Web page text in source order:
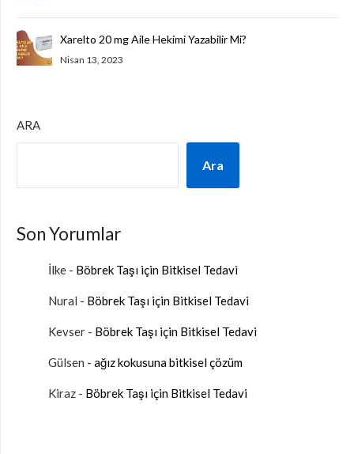
Xarelto 20 mg Aile Hekimi Yazabilir Mi?
Nisan 13, 2023
ARA
Ara
Son Yorumlar
İlke - Böbrek Taşı için Bitkisel Tedavi
Nural - Böbrek Taşı için Bitkisel Tedavi
Kevser - Böbrek Taşı için Bitkisel Tedavi
Gülsen - ağız kokusuna bitkisel çözüm
Kiraz - Böbrek Taşı için Bitkisel Tedavi